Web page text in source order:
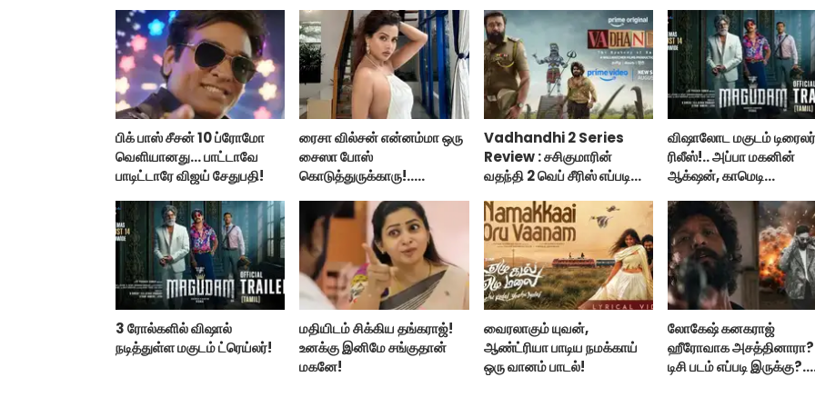
பிக் பாஸ் சீசன் 10 ப்ரோமோ
வெளியானது... பாட்டாவே
பாடிட்டாரே விஜய் சேதுபதி!
ரைசா வில்சன் என்னம்மா ஒரு
சைஸா போஸ்
கொடுத்துருக்காரு!..
Vadhandhi 2 Series
Review : சசிகுமாரின்
வதந்தி 2 வெப் சீரிஸ் எப்படி
விமர்சனம்!
விஷாலோட மகுடம்
ரிலீஸ்!.. அப்பா மகனின்
ஆக்‌ஷன், காமெடி
3 ரோல்களில் விஷால்
நடித்துள்ள மகுடம் ட்ரெய்லர்!
மதியிடம் சிக்கிய தங்கராஜ்!
உனக்கு இனிமே சங்குதான்
மகனே!
வைரலாகும் யுவன்,
ஆண்ட்ரியா பாடிய நமக்காய்
ஒரு வானம் பாடல்!
லோகேஷ் கனகராஜ்
ஹீரோவாக
டிசி படம் எப்படி இருக்கு?..